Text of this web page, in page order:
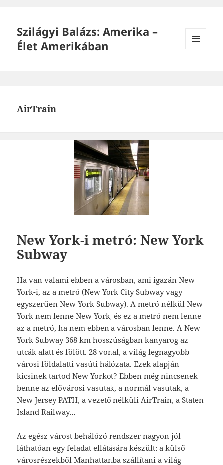
Szilágyi Balázs: Amerika –
Élet Amerikában
AirTrain
New York-i metró: New York
Subway
Ha van valami ebben a városban, ami igazán New
York-i, az a metró (New York City Subway vagy
egyszerűen New York Subway). A metró nélkül New
York nem lenne New York, és ez a metró nem lenne
az a metró, ha nem ebben a városban lenne. A New
York Subway 368 km hosszúságban kanyarog az
utcák alatt és fölött. 28 vonal, a világ legnagyobb
városi földalatti vasúti hálózata. Ezek alapján
kicsinek tartod New Yorkot? Ebben még nincsenek
benne az elővárosi vasutak, a normál vasutak, a
New Jersey PATH, a vezető nélküli AirTrain, a Staten
Island Railway…
Az egész várost behálózó rendszer nagyon jól
láthatóan egy feladat ellátására készült: a külső
városrészekből Manhattanba szállítani a világ